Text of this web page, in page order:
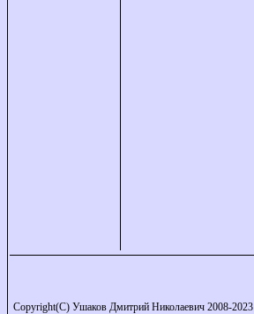
Copyright(C) Ушаков Дмитрий Николаевич 2008-2023